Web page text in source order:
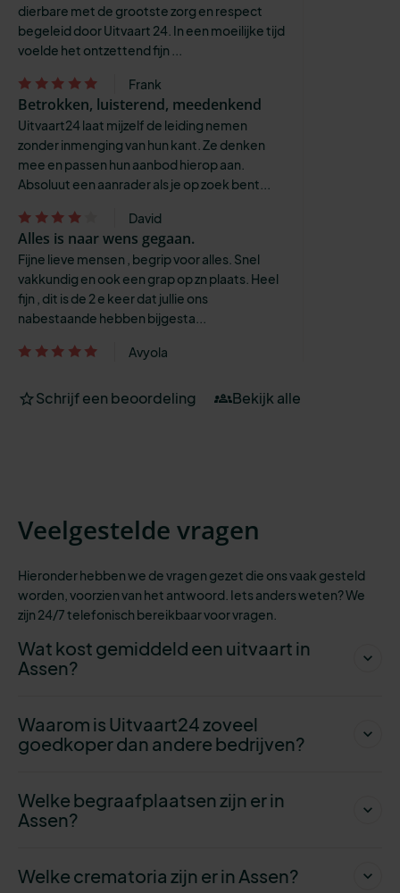
dierbare met de grootste zorg en respect
begeleid door Uitvaart 24. In een moeilijke tijd
voelde het ontzettend fijn ...
Frank
Betrokken, luisterend, meedenkend
Uitvaart24 laat mijzelf de leiding nemen
zonder inmenging van hun kant. Ze denken
mee en passen hun aanbod hierop aan.
Absoluut een aanrader als je op zoek bent...
David
Alles is naar wens gegaan.
Fijne lieve mensen , begrip voor alles. Snel
vakkundig en ook een grap op zn plaats. Heel
fijn , dit is de 2 e keer dat jullie ons
nabestaande hebben bijgesta...
Avyola
Schrijf een beoordeling Bekijk alle
Veelgestelde vragen
Hieronder hebben we de vragen gezet die ons vaak gesteld
worden, voorzienvan het antwoord. Iets anders weten? We
zijn 24/7 telefonisch bereikbaar voor vragen.
Wat kost gemiddeld een uitvaart in
Assen?
Waarom is Uitvaart24 zoveel
goedkoper dan andere bedrijven?
Welke begraafplaatsen zijn er in
Assen?
Welke crematoria zijn er in Assen?